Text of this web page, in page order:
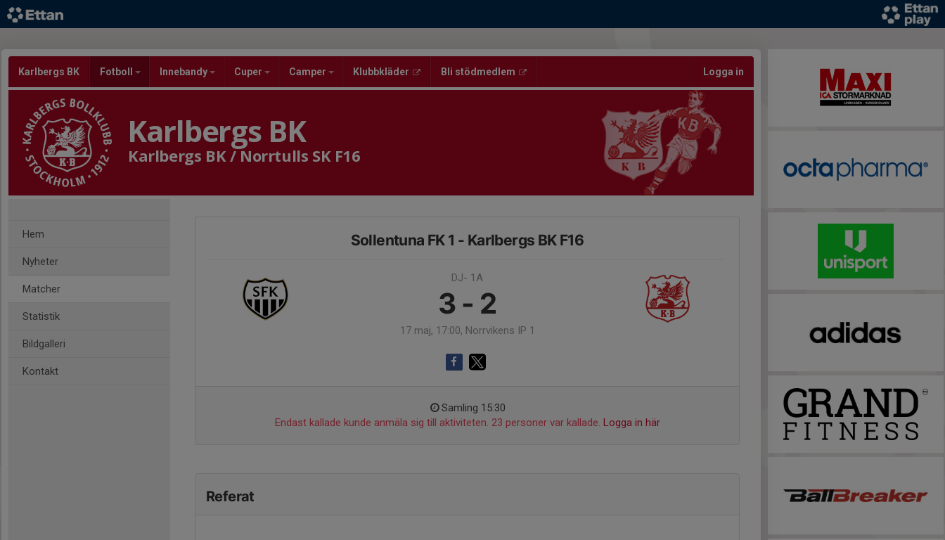
Karlbergs BK Fotboll Innebandy Cuper Camper Klubbkläder Bli stödmedlem Logga in
Karlbergs BK
Karlbergs BK / Norrtulls SK F16
Hem
Nyheter
Matcher
Statistik
Bildgalleri
Kontakt
Sollentuna FK 1 - Karlbergs BK F16
DJ- 1A
3 - 2
17 maj, 17:00, Norrvikens IP 1
Samling 15:30
Endast kallade kunde anmäla sig till aktiviteten. 23 personer var kallade. Logga in här
Referat